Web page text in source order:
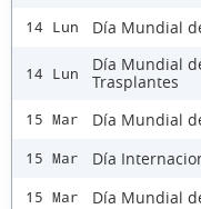
14 Lun Día Mundial
14 Lun
Día Mundial
Trasplantes
15 Mar Día Mundial
15 Mar Día
15 Mar Día Mundial